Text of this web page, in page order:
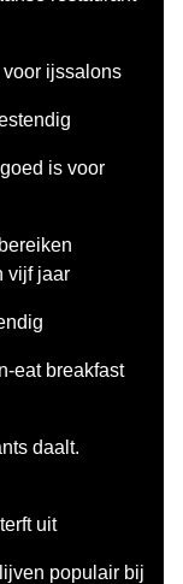
voor ijssalons
is voor
vijf jaar
eat breakfast
daalt.
uit
populair bij